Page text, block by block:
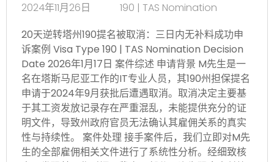
2024年11月26日
190 | TAS Nomination
20天逆转塔州190提名被取消：三日内无补料成功申
诉案例 Visa Type 190 | TAS Nomination Decision
Date 2026年1月17日 案件综述 申请背景 M先生是一
名在塔斯马尼亚工作的IT专业人员，其190州担保提名
申请于2024年9月获批后遭遇取消。取消决定主要基
于其工资发放记录存在严重混乱，未能提供充分的证
明文件，导致州政府官员无法确认其雇佣关系的真实
性与持续性。 案件处理 接手案件后，我们立即对M先
生的全部雇佣相关文件进行了系统性分析。经细致核